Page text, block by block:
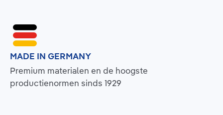
MADE IN GERMANY
Premium materialen en de hoogste
productienormen sinds 1929